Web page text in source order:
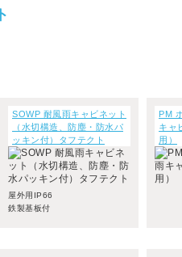
SOWP 耐風雨キャビネット
（水切構造、防塵・防水パ
ッキン付）タフテクト
屋外用IP66
鉄製基板付
PM
キャ
用）